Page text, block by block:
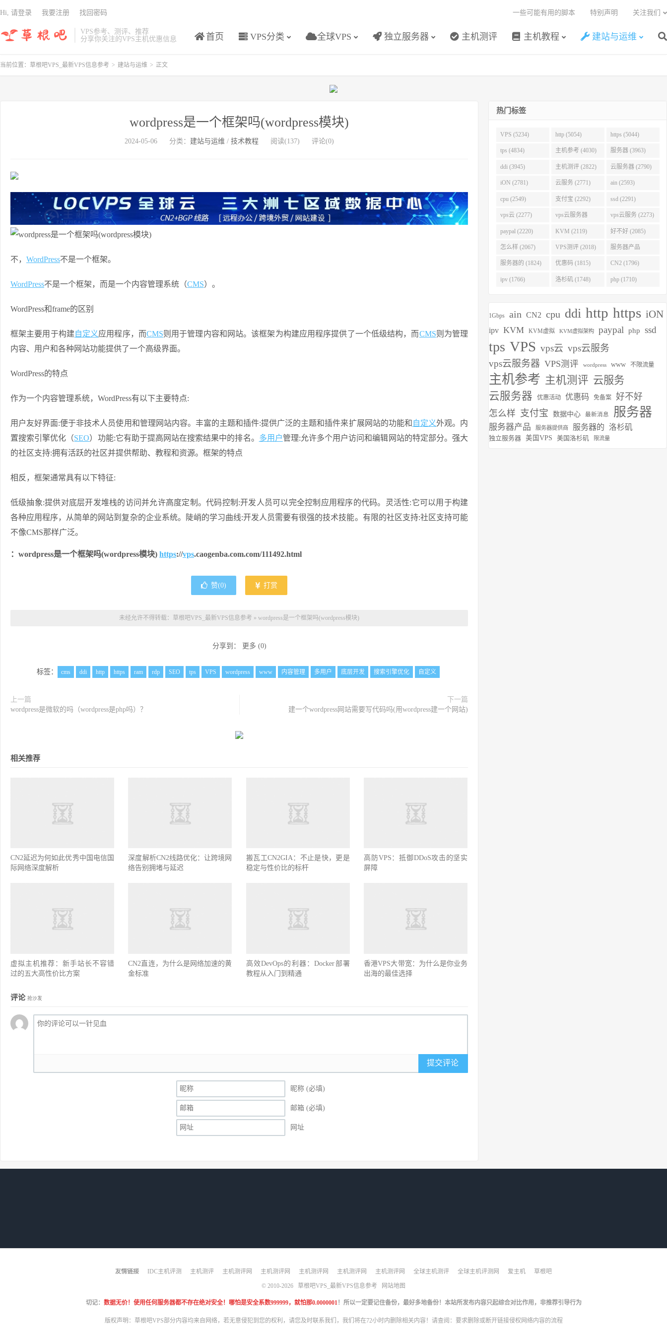
VPS参考、测评、推荐
分享你关注的VPS主机优惠信息
首页 VPS分类 全球VPS 独立服务器 主机测评 主机教程 建站与运维
一些可能有用的脚本 特别声明 关注我们
Hi, 请登录 我要注册 找回密码
当前位置： 草根吧VPS_最新VPS信息参考 > 建站与运维 > 正文
wordpress是一个框架吗(wordpress模块)
2024-05-06 分类： 建站与运维 / 技术教程 阅读(137) 评论(0)
不， WordPress不是一个框架。
WordPress不是一个框架，而是一个内容管理系统（CMS）。
WordPress和frame的区别
框架主要用于构建自定义应用程序，而CMS则用于管理内容和网站。该框架为构建应用程序提供了一个低级结构，而CMS则为管理
内容、用户和各种网站功能提供了一个高级界面。
WordPress的特点
作为一个内容管理系统，WordPress有以下主要特点:
用户友好界面:便于非技术人员使用和管理网站内容。丰富的主题和插件:提供广泛的主题和插件来扩展网站的功能和 自定义外观。内
置搜索引擎优化（SEO）功能:它有助于提高网站在搜索结果中的排名。 多用户管理:允许多个用户访问和编辑网站的特定部分。强大
的社区支持:拥有活跃的社区并提供帮助、教程和资源。框架的特点
相反，框架通常具有以下特征:
低级抽象:提供对底层开发堆栈的访问并允许高度定制。代码控制:开发人员可以完全控制应用程序的代码。灵活性:它可以用于构建
各种应用程序，从简单的网站到复杂的企业系统。陡峭的学习曲线:开发人员需要有很强的技术技能。有限的社区支持:社区支持可能
不像CMS那样广泛。
：wordpress是一个框架吗(wordpress模块) https://vps.caogenba.com.com/111492.html
赞(0) 打赏
未经允许不得转载： 草根吧VPS_最新VPS信息参考 » wordpress是一个框架吗(wordpress模块)
分享到： 更多 (0)
标签： cms ddi http https ram rdp SEO tps VPS wordpress www 内容管理 多用户 底层开发 搜索引擎优化 自定义
上一篇
wordpress是微软的吗（wordpress是php吗）？
下一篇
建一个wordpress网站需要写代码吗(用wordpress建一个网站)
相关推荐
CN2延迟为何如此优秀中国电信国
际网络深度解析
深度解析CN2线路优化：让跨境网
络告别拥堵与延迟
搬瓦工CN2GIA：不止是快，更是
稳定与性价比的标杆
高防VPS：抵御DDoS攻击的坚实
屏障
虚拟主机推荐：新手站长不容错
过的五大高性价比方案
CN2直连，为什么是网络加速的黄
金标准
高效DevOps的利器：Docker部署
教程从入门到精通
香港VPS大带宽：为什么是你业务
出海的最佳选择
评论 抢沙发
提交评论
昵称 (必填)
邮箱 (必填)
网址
热门标签
VPS (5234) http (5054) https (5044)
tps (4834) 主机参考 (4030) 服务器 (3963)
ddi (3945) 主机测评 (2822) 云服务器 (2790)
iON (2781) 云服务 (2771) ain (2593)
cpu (2549) 支付宝 (2292) ssd (2291)
vps云 (2277) vps云服务器
(2275)
vps云服务 (2273)
paypal (2220) KVM (2119) 好不好 (2085)
怎么样 (2067) VPS测评 (2018) 服务器产品
(1938)
服务器的 (1824) 优惠码 (1815) CN2 (1796)
ipv (1766) 洛杉矶 (1748) php (1710)
1Gbps ain CN2 cpu ddi http https iON
ipv KVM KVM虚拟 KVM虚拟架构 paypal php ssd
tps VPS vps云 vps云服务
vps云服务器 VPS测评 wordpress www 不限流量
主机参考 主机测评 云服务
云服务器
优惠活动 优惠码 免备案
好不好
怎么样 支付宝 数据中心 最新消息 服务器
服务器产品 服务器提供商 服务器的 洛杉矶
独立服务器 美国VPS 美国洛杉矶 限流量
友情链接 IDC主机评测 主机测评 主机测评网 主机测评网 主机测评网 主机测评网 主机测评网 全球主机测评 全球主机评测网 爱主机 草根吧
© 2010-2026 草根吧VPS_最新VPS信息参考 网站地图
切记： 数据无价！使用任何服务器都不存在绝对安全！哪怕是安全系数999999，就怕那0.0000001 ！所以一定要记住备份，最好多地备份！本站所发布内容只起综合对比作用，非推荐引导行为
版权声明：草根吧VPS部分内容均来自网络，若无意侵犯到您的权利，请您及时联系我们，我们将在72小时内删除相关内容！请查阅： 要求删除或断开链接侵权网络内容的流程